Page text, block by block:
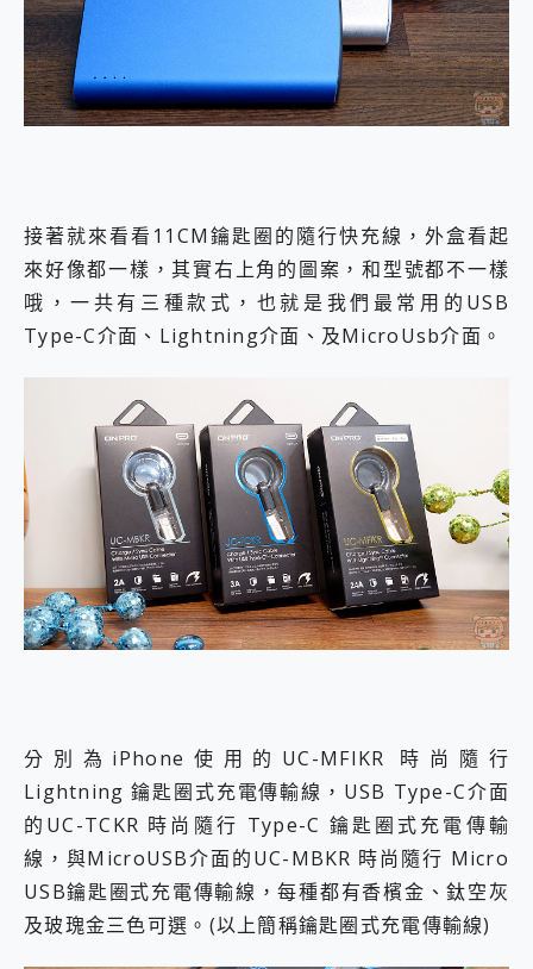
接著就來看看11CM鑰匙圈的隨行快充線，外盒看起
來好像都一樣，其實右上角的圖案，和型號都不一樣
哦，一共有三種款式，也就是我們最常用的USB
Type-C介面、Lightning介面、及MicroUsb介面。
分別為iPhone使用的UC-MFIKR 時尚隨行
Lightning 鑰匙圈式充電傳輸線，USB Type-C介面
的UC-TCKR 時尚隨行 Type-C 鑰匙圈式充電傳輸
線，與MicroUSB介面的UC-MBKR 時尚隨行 Micro
USB鑰匙圈式充電傳輸線，每種都有香檳金、鈦空灰
及玻瑰金三色可選。(以上簡稱鑰匙圈式充電傳輸線)